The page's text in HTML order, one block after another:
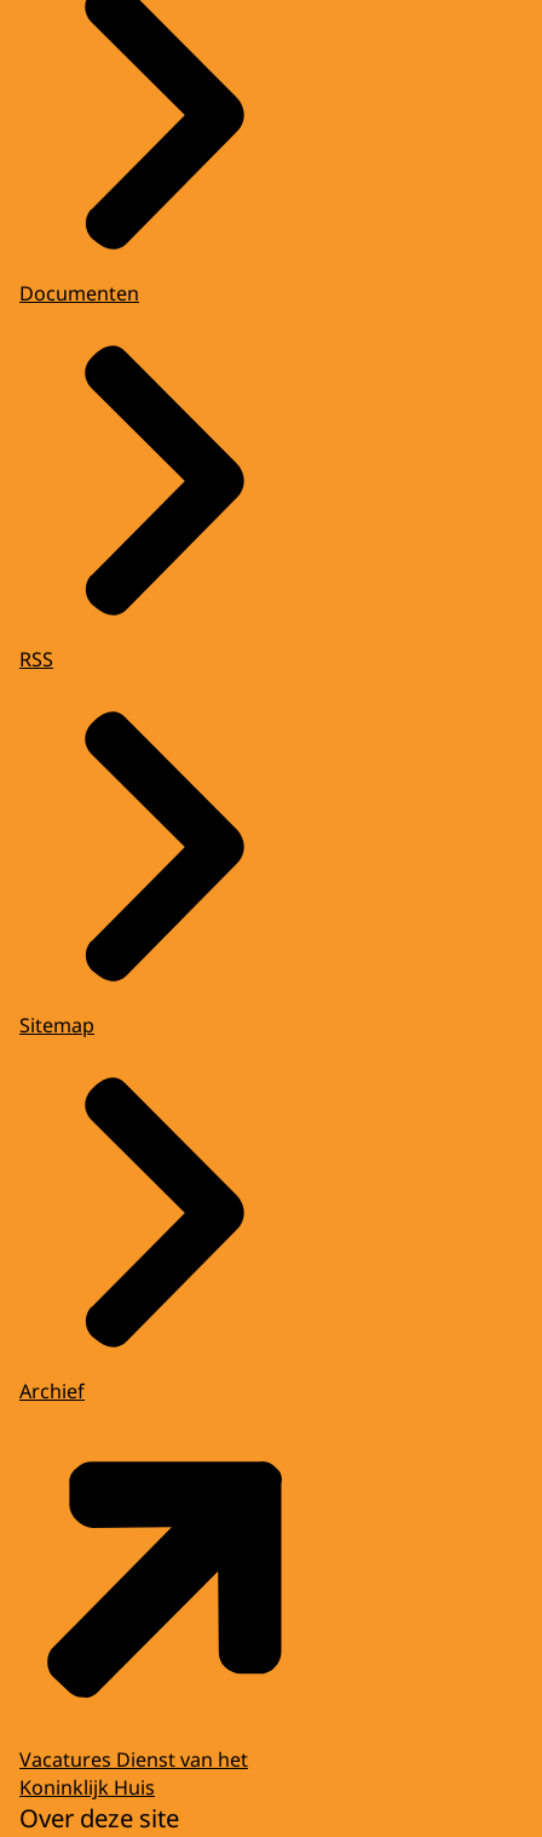
Documenten
RSS
Sitemap
Archief
Vacatures Dienst van het
Koninklijk Huis
Over deze site